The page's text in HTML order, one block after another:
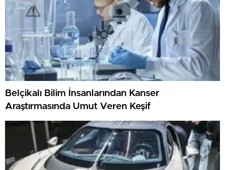
Belçikalı Bilim İnsanlarından Kanser
Araştırmasında Umut Veren Keşif